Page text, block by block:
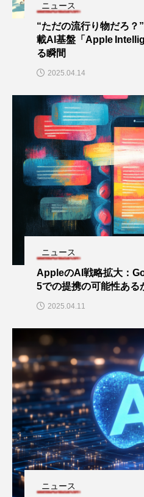
ニュース
“ただの流行り物だろ
載AI基盤「Apple
る瞬間
2025.04.14
ニュース
AppleのAI戦略拡大：
5での提携の可能性ある
2025.04.11
ニュース